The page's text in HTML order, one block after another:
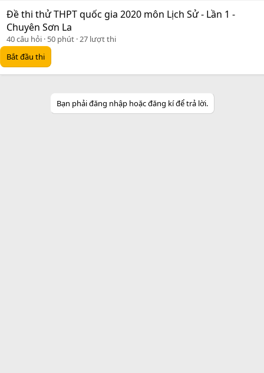
Đề thi thử THPT quốc gia 2020 môn Lịch Sử - Lần 1 -
Chuyên Sơn La
40 câu hỏi 50 phút 27 lượt thi
Bắt đầu thi
Bạn phải đăng nhập hoặc đăng kí để trả lời.